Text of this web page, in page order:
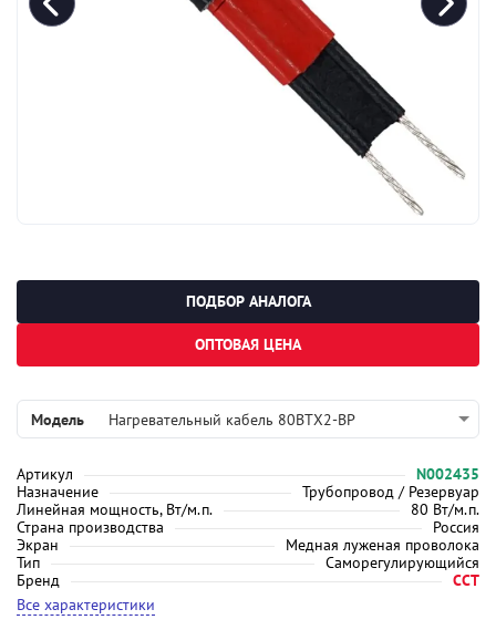
Модель Нагревательный кабель 80ВТХ2-BP
Артикул
N002435
Назначение
Трубопровод / Резервуар
Линейная мощность, Вт/м.п.
80 Вт/м.п.
Страна производства
Россия
Экран
Медная луженая проволока
Тип
Саморегулирующийся
Бренд
ССТ
Все характеристики
ПОДБОР АНАЛОГА
ОПТОВАЯ ЦЕНА